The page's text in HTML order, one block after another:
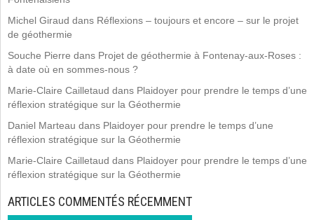
Michel Giraud dans Réflexions – toujours et encore – sur le projet
de géothermie
Souche Pierre dans Projet de géothermie à Fontenay-aux-Roses :
à date où en sommes-nous ?
Marie-Claire Cailletaud dans Plaidoyer pour prendre le temps d’une
réflexion stratégique sur la Géothermie
Daniel Marteau dans Plaidoyer pour prendre le temps d’une
réflexion stratégique sur la Géothermie
Marie-Claire Cailletaud dans Plaidoyer pour prendre le temps d’une
réflexion stratégique sur la Géothermie
ARTICLES COMMENTÉS RÉCEMMENT